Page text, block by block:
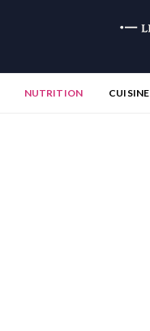
NUTRITION CUISINE